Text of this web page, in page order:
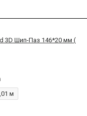
3D Шип-Паз 146*20 мм (
м